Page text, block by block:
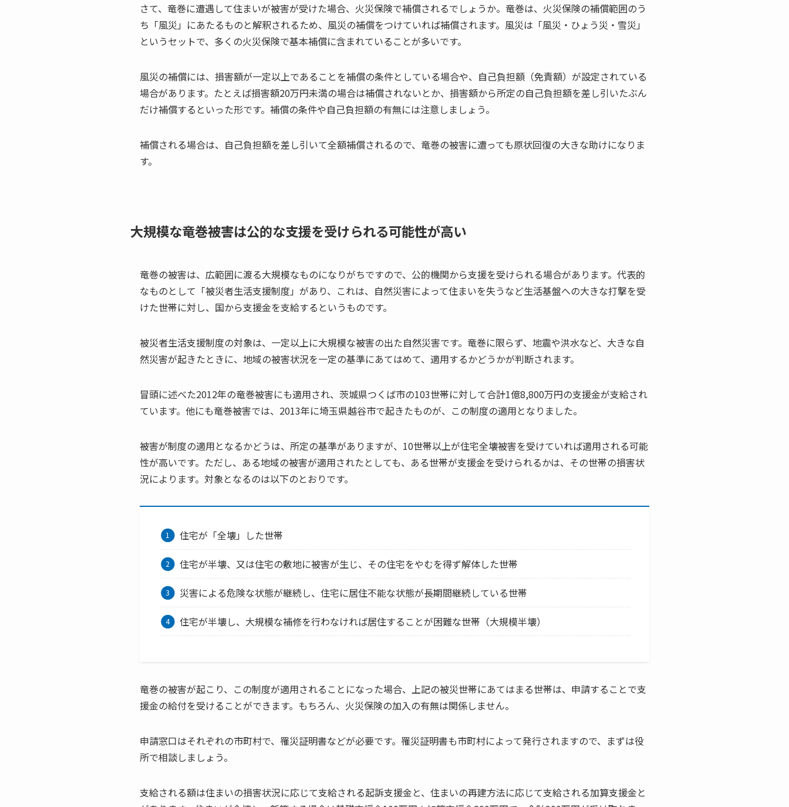
さて、竜巻に遭遇して住まいが被害が受けた場合、火災保険で補償されるでしょうか。竜巻は、火災保険の補償範囲のう
ち「風災」にあたるものと解釈されるため、風災の補償をつけていれば補償されます。風災は「風災・ひょう災・雪災」
というセットで、多くの火災保険で基本補償に含まれていることが多いです。
風災の補償には、損害額が一定以上であることを補償の条件としている場合や、自己負担額（免責額）が設定されている
場合があります。たとえば損害額20万円未満の場合は補償されないとか、損害額から所定の自己負担額を差し引いたぶん
だけ補償するといった形です。補償の条件や自己負担額の有無には注意しましょう。
補償される場合は、自己負担額を差し引いて全額補償されるので、竜巻の被害に遭っても原状回復の大きな助けになりま
す。
大規模な竜巻被害は公的な支援を受けられる可能性が高い
竜巻の被害は、広範囲に渡る大規模なものになりがちですので、公的機関から支援を受けられる場合があります。代表的
なものとして「被災者生活支援制度」があり、これは、自然災害によって住まいを失うなど生活基盤への大きな打撃を受
けた世帯に対し、国から支援金を支給するというものです。
被災者生活支援制度の対象は、一定以上に大規模な被害の出た自然災害です。竜巻に限らず、地震や洪水など、大きな自
然災害が起きたときに、地域の被害状況を一定の基準にあてはめて、適用するかどうかが判断されます。
冒頭に述べた2012年の竜巻被害にも適用され、茨城県つくば市の103世帯に対して合計1億8,800万円の支援金が支給され
ています。他にも竜巻被害では、2013年に埼玉県越谷市で起きたものが、この制度の適用となりました。
被害が制度の適用となるかどうは、所定の基準がありますが、10世帯以上が住宅全壊被害を受けていれば適用される可能
性が高いです。ただし、ある地域の被害が適用されたとしても、ある世帯が支援金を受けられるかは、その世帯の損害状
況によります。対象となるのは以下のとおりです。
住宅が「全壊」した世帯
住宅が半壊、又は住宅の敷地に被害が生じ、その住宅をやむを得ず解体した世帯
災害による危険な状態が継続し、住宅に居住不能な状態が長期間継続している世帯
住宅が半壊し、大規模な補修を行わなければ居住することが困難な世帯（大規模半壊）
竜巻の被害が起こり、この制度が適用されることになった場合、上記の被災世帯にあてはまる世帯は、申請することで支
援金の給付を受けることができます。もちろん、火災保険の加入の有無は関係しません。
申請窓口はそれぞれの市町村で、罹災証明書などが必要です。罹災証明書も市町村によって発行されますので、まずは役
所で相談しましょう。
支給される額は住まいの損害状況に応じて支給される起訴支援金と、住まいの再建方法に応じて支給される加算支援金と